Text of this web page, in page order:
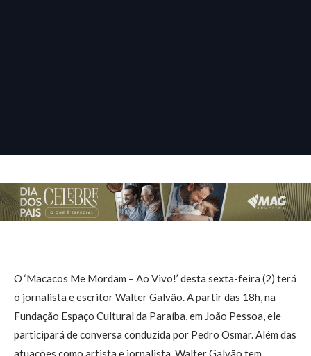
O ‘Macacos Me Mordam – Ao Vivo!’ desta sexta-feira (2) terá
o jornalista e escritor Walter Galvão. A partir das 18h, na
Fundação Espaço Cultural da Paraíba, em João Pessoa, ele
participará de conversa conduzida por Pedro Osmar. Além das
atuações como artista e jornalista, Walter Galvão tem